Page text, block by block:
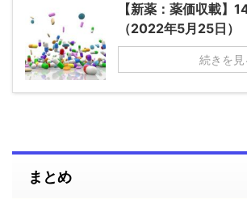
【新薬：薬価収載】
（2022年5月25日）
続きを見
まとめ